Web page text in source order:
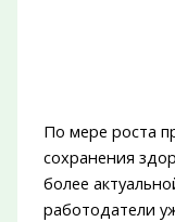
По мере роста
сохранения
более
работодатели